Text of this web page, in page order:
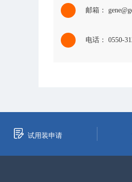
邮箱：
电话： 0550-
试用装申请